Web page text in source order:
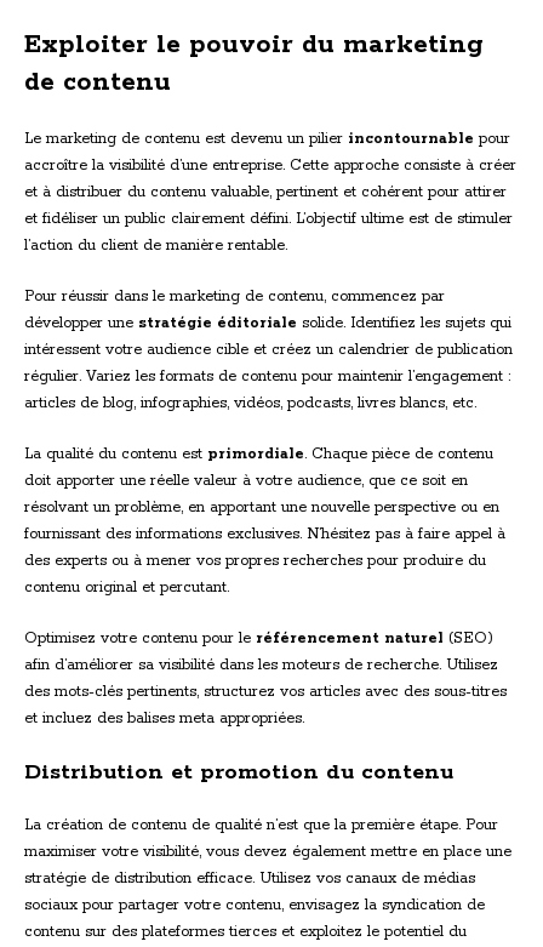
Exploiter le pouvoir du marketing
de contenu
Le marketing de contenu est devenu un pilier incontournable pour
accroître la visibilité d’une entreprise. Cette approche consiste à créer
et à distribuer du contenu valuable, pertinent et cohérent pour attirer
et fidéliser un public clairement défini. L’objectif ultime est de stimuler
l’action du client de manière rentable.
Pour réussir dans le marketing de contenu, commencez par
développer une stratégie éditoriale solide. Identifiez les sujets qui
intéressent votre audience cible et créez un calendrier de publication
régulier. Variez les formats de contenu pour maintenir l’engagement :
articles de blog, infographies, vidéos, podcasts, livres blancs, etc.
La qualité du contenu est primordiale. Chaque pièce de contenu
doit apporter une réelle valeur à votre audience, que ce soit en
résolvant un problème, en apportant une nouvelle perspective ou en
fournissant des informations exclusives. N’hésitez pas à faire appel à
des experts ou à mener vos propres recherches pour produire du
contenu original et percutant.
Optimisez votre contenu pour le référencement naturel (SEO)
afin d’améliorer sa visibilité dans les moteurs de recherche. Utilisez
des mots-clés pertinents, structurez vos articles avec des sous-titres
et incluez des balises meta appropriées.
Distribution et promotion du contenu
La création de contenu de qualité n’est que la première étape. Pour
maximiser votre visibilité, vous devez également mettre en place une
stratégie de distribution efficace. Utilisez vos canaux de médias
sociaux pour partager votre contenu, envisagez la syndication de
contenu sur des plateformes tierces et exploitez le potentiel du